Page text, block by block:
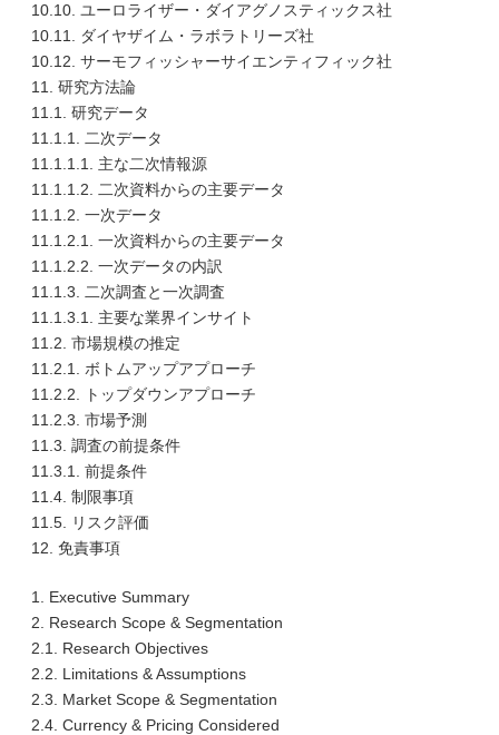
10.10. ユーロライザー・ダイアグノスティックス社
10.11. ダイヤザイム・ラボラトリーズ社
10.12. サーモフィッシャーサイエンティフィック社
11. 研究方法論
11.1. 研究データ
11.1.1. 二次データ
11.1.1.1. 主な二次情報源
11.1.1.2. 二次資料からの主要データ
11.1.2. 一次データ
11.1.2.1. 一次資料からの主要データ
11.1.2.2. 一次データの内訳
11.1.3. 二次調査と一次調査
11.1.3.1. 主要な業界インサイト
11.2. 市場規模の推定
11.2.1. ボトムアップアプローチ
11.2.2. トップダウンアプローチ
11.2.3. 市場予測
11.3. 調査の前提条件
11.3.1. 前提条件
11.4. 制限事項
11.5. リスク評価
12. 免責事項
1. Executive Summary
2. Research Scope & Segmentation
2.1. Research Objectives
2.2. Limitations & Assumptions
2.3. Market Scope & Segmentation
2.4. Currency & Pricing Considered